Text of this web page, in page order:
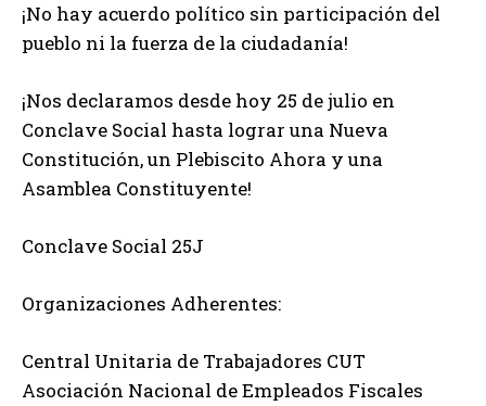
¡No hay acuerdo político sin participación del
pueblo ni la fuerza de la ciudadanía!
¡Nos declaramos desde hoy 25 de julio en
Conclave Social hasta lograr una Nueva
Constitución, un Plebiscito Ahora y una
Asamblea Constituyente!
Conclave Social 25J
Organizaciones Adherentes:
Central Unitaria de Trabajadores CUT
Asociación Nacional de Empleados Fiscales